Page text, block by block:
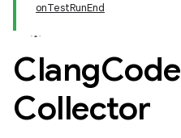
onTestRunEnd
ClangCode
Collector